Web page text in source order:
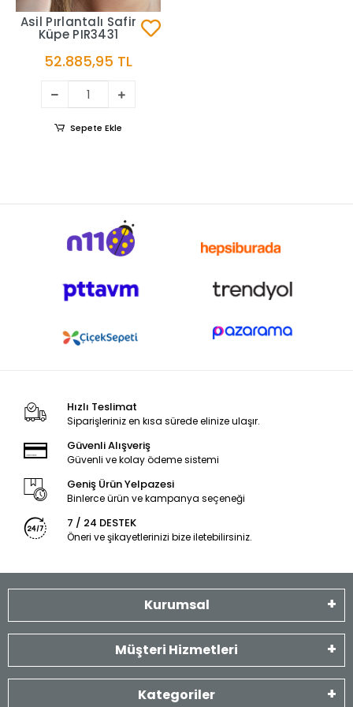
Asil Pırlantalı Safir
Küpe PIR3431
52.885,95 TL
Sepete Ekle
Hızlı Teslimat
Siparişleriniz en kısa sürede elinize ulaşır.
Güvenli Alışveriş
Güvenli ve kolay ödeme sistemi
Geniş Ürün Yelpazesi
Binlerce ürün ve kampanya seçeneği
7 / 24 DESTEK
Öneri ve şikayetlerinizi bize iletebilirsiniz.
Kurumsal
Müşteri Hizmetleri
Kategoriler